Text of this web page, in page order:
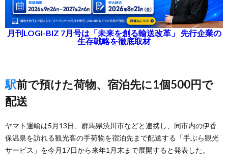
月刊LOGI-BIZ 7月号は「未来を創る輸送改革」 先行企業の
生存戦略を徹底取材
駅前で預けた荷物、宿泊先に1個500円で
配送
ヤマト運輸は5月13日、群馬県渋川市などと連携し、同市内の伊香
保温泉を訪れる観光客の手荷物を宿泊先まで配送する「手ぶら観光
サービス」を今月17日から来年1月末まで展開すると発表した。